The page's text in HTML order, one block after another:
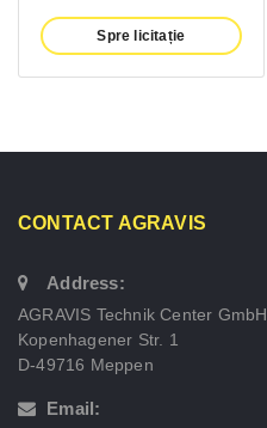
Spre licitație
CONTACT AGRAVIS
Address:
AGRAVIS Technik Center GmbH
Kopenhagener Str. 1
D-49716 Meppen
Email: